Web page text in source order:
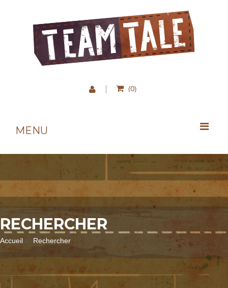
(0)
MENU
RECHERCHER
Accueil Rechercher